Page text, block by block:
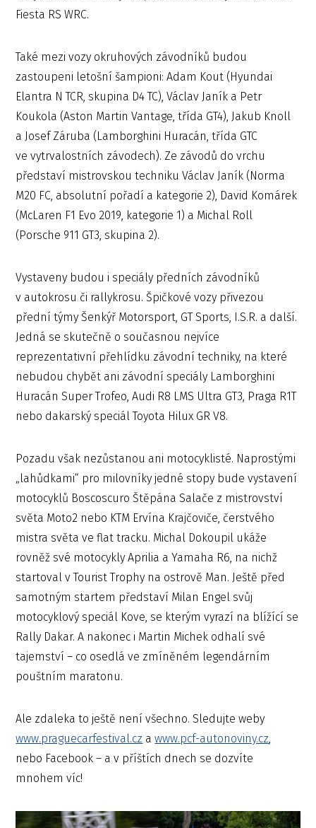
Fiesta RS WRC.
Také mezi vozy okruhových závodníků budou
zastoupeni letošní šampioni: Adam Kout (Hyundai
Elantra N TCR, skupina D4 TC), Václav Janík a Petr
Koukola (Aston Martin Vantage, třída GT4), Jakub Knoll
a Josef Záruba (Lamborghini Huracán, třída GTC
ve vytrvalostních závodech). Ze závodů do vrchu
představí mistrovskou techniku Václav Janík (Norma
M20 FC, absolutní pořadí a kategorie 2), David Komárek
(McLaren F1 Evo 2019, kategorie 1) a Michal Roll
(Porsche 911 GT3, skupina 2).
Vystaveny budou i speciály předních závodníků
v autokrosu či rallykrosu. Špičkové vozy přivezou
přední týmy Šenkýř Motorsport, GT Sports, I.S.R. a další.
Jedná se skutečně o současnou nejvíce
reprezentativní přehlídku závodní techniky, na které
nebudou chybět ani závodní speciály Lamborghini
Huracán Super Trofeo, Audi R8 LMS Ultra GT3, Praga R1T
nebo dakarský speciál Toyota Hilux GR V8.
Pozadu však nezůstanou ani motocyklisté. Naprostými
„lahůdkami“ pro milovníky jedné stopy bude vystavení
motocyklů Boscoscuro Štěpána Salače z mistrovství
světa Moto2 nebo KTM Ervína Krajčoviče, čerstvého
mistra světa ve flat tracku. Michal Dokoupil ukáže
rovněž své motocykly Aprilia a Yamaha R6, na nichž
startoval v Tourist Trophy na ostrově Man. Ještě před
samotným startem představí Milan Engel svůj
motocyklový speciál Kove, se kterým vyrazí na blížící se
Rally Dakar. A nakonec i Martin Michek odhalí své
tajemství – co osedlá ve zmíněném legendárním
pouštním maratonu.
Ale zdaleka to ještě není všechno. Sledujte weby
www.praguecarfestival.cz awww.pcf-autonoviny.cz,
nebo Facebook – a v příštích dnech se dozvíte
mnohem víc!